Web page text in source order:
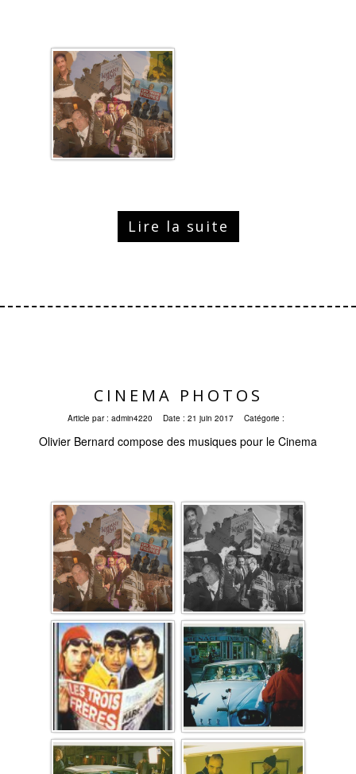
Lire la suite
CINEMA PHOTOS
Article par : admin4220 Date : 21 juin 2017 Catégorie :
Olivier Bernard compose des musiques pour le Cinema